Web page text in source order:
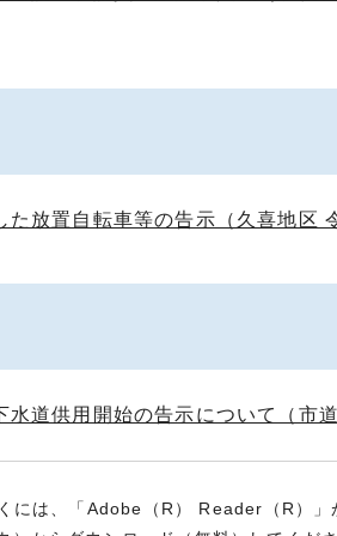
放置自転車等の告示（久喜地区
道供用開始の告示について（市
には、「Adobe（R） Reader（R）」